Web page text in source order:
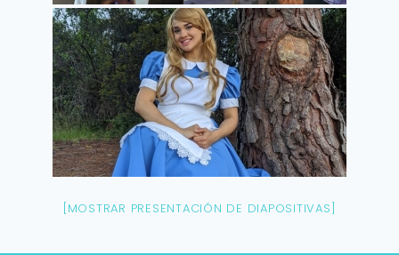
[MOSTRAR PRESENTACIÓN DE DIAPOSITIVAS]